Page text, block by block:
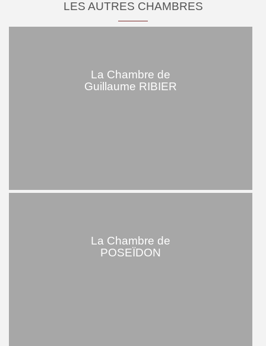
LES AUTRES CHAMBRES
La Chambre de
Guillaume RIBIER
La Chambre de
POSEÏDON